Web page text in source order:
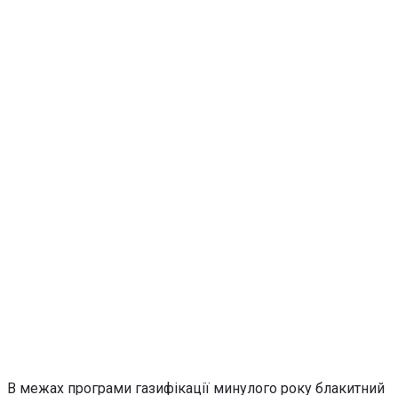
В межах програми газифікації минулого року блакитний